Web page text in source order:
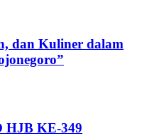
dan Kuliner dalam
HJB KE-349